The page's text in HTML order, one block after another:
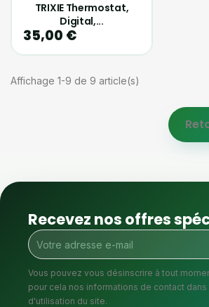
TRIXIE Thermostat,
Digital,...
35,00 €
Affichage 1-9 de 9 article(s)
Recevez nos offres
Vous pouvez vous désinscrire à tout
pour cela nos informations de contact
d'utilisation du site.